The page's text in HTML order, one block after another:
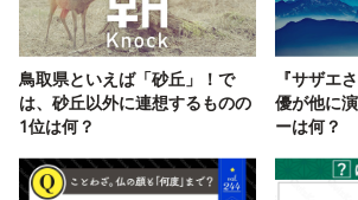
鳥取県といえば「砂丘」！で
は、砂丘以外に連想するものの
1位は何？
『サザエ
優が他に
ーは何？